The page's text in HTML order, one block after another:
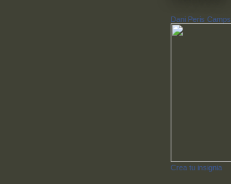
Dani Peris Camps
Crea tu insignia